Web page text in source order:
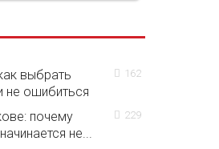
выбрать
не ошибиться
162
почему
не...
229